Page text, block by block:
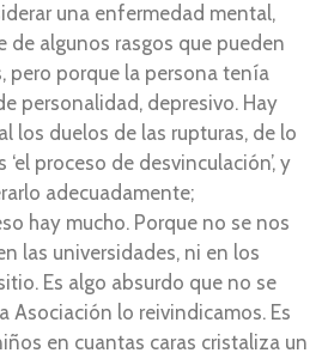
una enfermedad mental,
de algunos rasgos que pueden
pero porque la persona tenía
personalidad, depresivo. Hay
los duelos de las rupturas, de lo
proceso de desvinculación’, y
adecuadamente;
hay mucho. Porque no se nos
las universidades, ni en los
Es algo absurdo que no se
Asociación lo reivindicamos. Es
en cuantas caras cristaliza un